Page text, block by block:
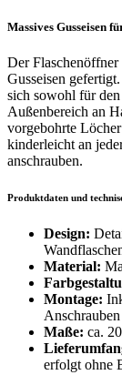
Massives Gusseisen
Der
Gusseisen
sich sowohl für
Außenbereich an
vorgebohrte
kinderleicht an
anschrauben.
Produktdaten und
Design:
Material:
Montage:
Anschrauben
Maße: ca.
erfolgt ohne